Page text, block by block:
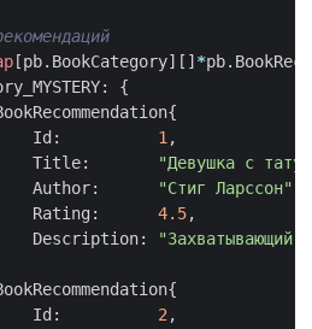
[pb. BookCategory][] *pb.
:
{
{
Id : 1,
Title:
"Девушка с
Author: "Стиг Ларссон"
Rating : 4.5,
Description:
"Захватывающий
{
Id : 2,